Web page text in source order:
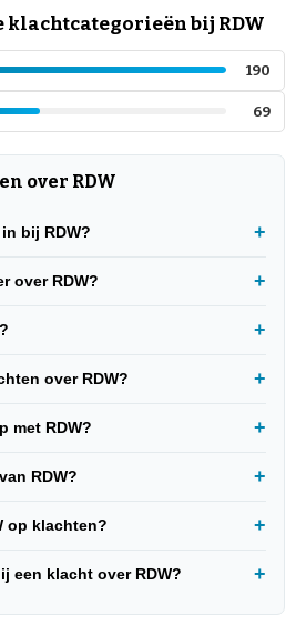
klachtcategorieën bij RDW
190
69
over RDW
bij RDW?
over RDW?
over RDW?
met RDW?
RDW?
op klachten?
een klacht over RDW?